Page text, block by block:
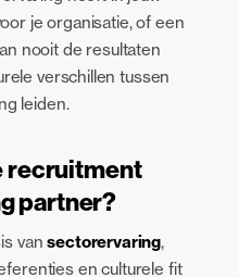
je organisatie, of een
nooit de resultaten
verschillen tussen
leiden.
recruitment
partner?
vansectorervaring,
en culturele fit